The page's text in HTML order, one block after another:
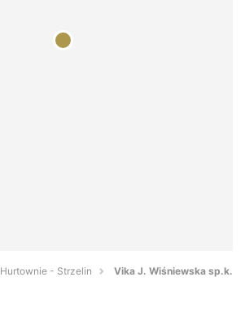
Hurtownie - Strzelin Vika J. Wiśniewska sp.k.